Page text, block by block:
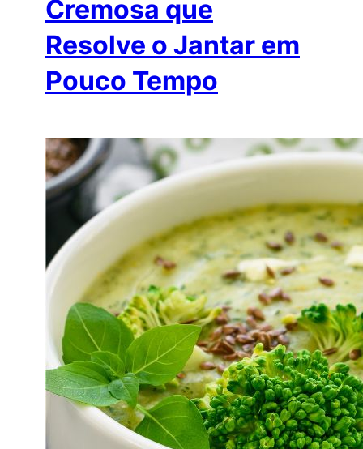
Cremosa que
Resolve o Jantar em
Pouco Tempo